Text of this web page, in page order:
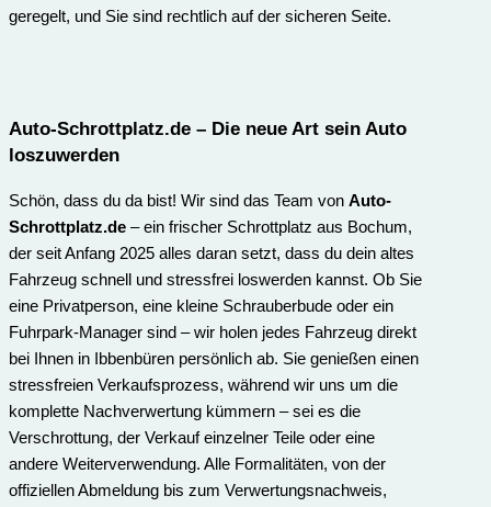
geregelt, und Sie sind rechtlich auf der sicheren Seite.
Auto-Schrottplatz.de – Die neue Art sein Auto
loszuwerden
Schön, dass du da bist! Wir sind das Team von Auto-
Schrottplatz.de – ein frischer Schrottplatz aus Bochum,
der seit Anfang 2025 alles daran setzt, dass du dein altes
Fahrzeug schnell und stressfrei loswerden kannst. Ob Sie
eine Privatperson, eine kleine Schrauberbude oder ein
Fuhrpark-Manager sind – wir holen jedes Fahrzeug direkt
bei Ihnen in Ibbenbüren persönlich ab. Sie genießen einen
stressfreien Verkaufsprozess, während wir uns um die
komplette Nachverwertung kümmern – sei es die
Verschrottung, der Verkauf einzelner Teile oder eine
andere Weiterverwendung. Alle Formalitäten, von der
offiziellen Abmeldung bis zum Verwertungs­nachweis,